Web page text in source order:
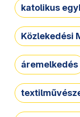
katolikus
Közlekedési
áremelkedés